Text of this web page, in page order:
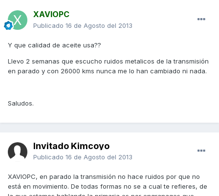
XAVIOPC
Publicado 16 de Agosto del 2013
Y que calidad de aceite usa??
Llevo 2 semanas que escucho ruidos metalicos de la transmisión
en parado y con 26000 kms nunca me lo han cambiado ni nada.
Saludos.
Invitado Kimcoyo
Publicado 16 de Agosto del 2013
XAVIOPC, en parado la transmisión no hace ruidos por que no
está en movimiento. De todas formas no se a cual te refieres, de